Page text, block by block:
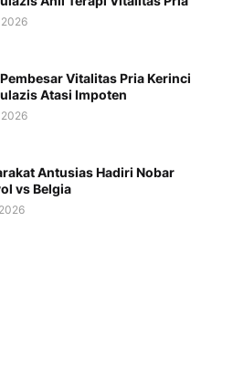
Vitalitas Pria Kerinci
Atasi Impoten
Antusias Hadiri Nobar
vs Belgia